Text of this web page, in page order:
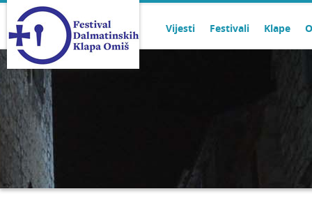
Vijesti Festivali Klape